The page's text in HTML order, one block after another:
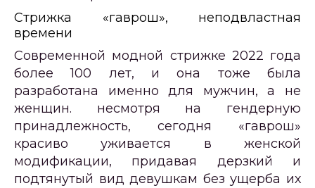
Стрижка «гаврош», неподвластная
времени
Современной модной стрижке 2022 года
более 100 лет, и она тоже была
разработана именно для мужчин, а не
женщин. несмотря на гендерную
принадлежность, сегодня «гаврош»
красиво уживается в женской
модификации, придавая дерзкий и
подтянутый вид девушкам без ущерба их